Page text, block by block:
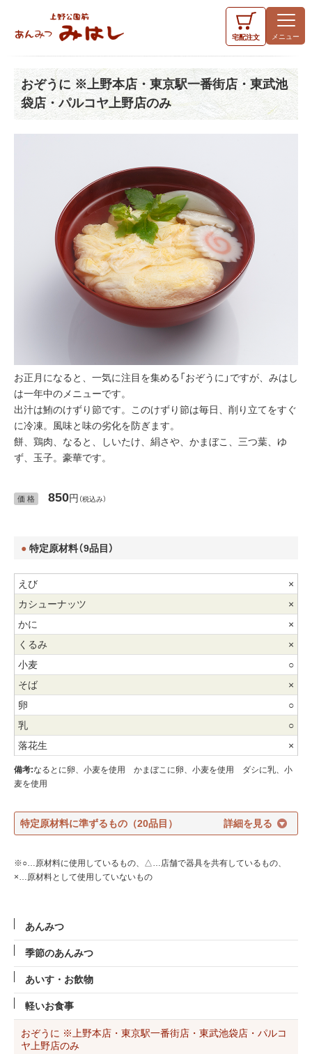
宅配注文
おぞうに ※上野本店・東京駅一番街店・東武池
袋店・パルコヤ上野店のみ
お正月になると、一気に注目を集める「おぞうに」ですが、みはし
は一年中のメニューです。
出汁は鮪のけずり節です。このけずり節は毎日、削り立てをすぐ
に冷凍。風味と味の劣化を防ぎます。
餅、鶏肉、なると、しいたけ、絹さや、かまぼこ、三つ葉、ゆ
ず、玉子。豪華です。
価 格 850円 （税込み）
特定原材料（9品目）
×
×
×
×
○
×
○
○
×
備考:なるとに卵、小麦を使用 かまぼこに卵、小麦を使用 ダシに乳、小
麦を使用
特定原材料に準ずるもの（20品目）
※○…原材料に使用しているもの、△…店舗で器具を共有しているもの、
×…原材料として使用していないもの
あんみつ
季節のあんみつ
あいす・お飲物
軽いお食事
おぞうに ※上野本店・東京駅一番街店・東武池袋店・パルコ
ヤ上野店のみ